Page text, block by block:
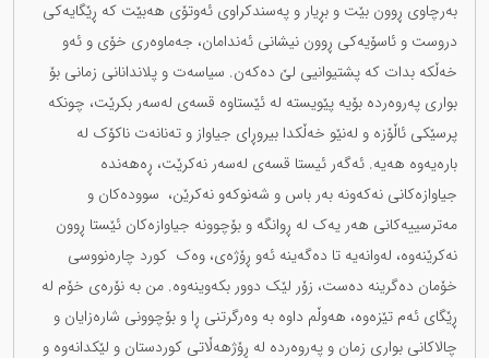
بەرچاوی ڕوون بێت و بڕیار و پەسندکراوی ئەوتۆی هەبێت کە ڕێگایەکی
دروست و ئاسۆیەکی ڕوون نیشانی ئەندامان، جەماوەری خۆی و ئەو
خەڵکە بدات کە پشتیوانیی لێ دەکەن. سیاسەت و پلاندانانی زمانی بۆ
بواری پەروەردە بۆیە پێویستە لە ئێستاوە قسەی لەسەر بکرێت، چونکە
پرسێکی ئاڵۆزە و لەنێو خەڵکدا بیروڕای جیاواز و تەنانەت ناکۆک لە
بارەیەوە هەیە. ئەگەر ئیستا قسەی لەسەر نەکرێت، ڕەهەندە
جیاوازەکانی نەکەونە بەر باس و شەنوکەو نەکرێن، سوودەکان و
مەترسییەکانی هەر یەک لە ڕوانگە و بۆچوونە جیاوازەکان ئێستا ڕوون
نەکرێنەوە، لەوانەیە تا دەگەینە ئەو ڕۆژەی، وەک کورد چارەنووسی
خۆمان دەگرینە دەست، زۆر لێک دوور بکەوینەوە. من بە نۆرەی خۆم لە
ڕێگای ئەم تێزەوە، هەوڵم داوە بە وەرگرتنی ڕا و بۆچوونی شارەزایان و
چالاکانی بواری زمان و پەروەردە لە ڕۆژهەڵاتی کوردستان و لێکدانەوە و